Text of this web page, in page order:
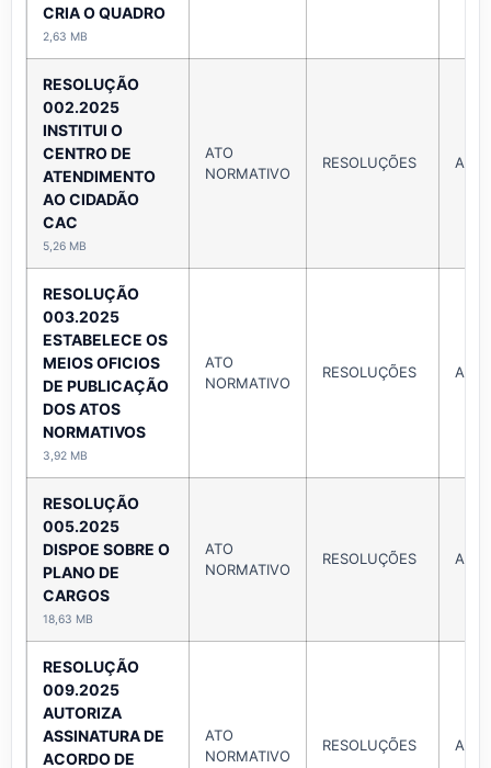
CRIA O QUADRO
2,63 MB
RESOLUÇÃO
002.2025
INSTITUI O
CENTRO DE
ATENDIMENTO
AO CIDADÃO
CAC
5,26 MB
ATO
NORMATIVO
RESOLUÇÕES Ano
RESOLUÇÃO
003.2025
ESTABELECE OS
MEIOS OFICIOS
DE PUBLICAÇÃO
DOS ATOS
NORMATIVOS
3,92 MB
ATO
NORMATIVO
RESOLUÇÕES Ano
RESOLUÇÃO
005.2025
DISPOE SOBRE O
PLANO DE
CARGOS
18,63 MB
ATO
NORMATIVO
RESOLUÇÕES Ano
RESOLUÇÃO
009.2025
AUTORIZA
ASSINATURA DE
ACORDO DE
ATO
NORMATIVO
RESOLUÇÕES Ano